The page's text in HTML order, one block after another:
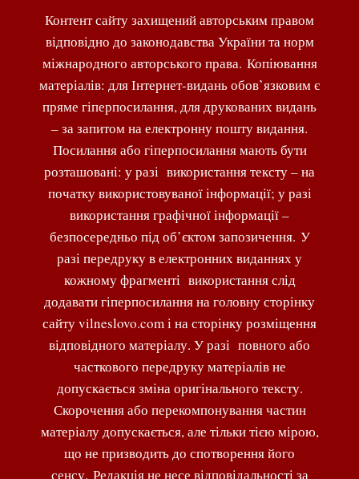
Контент сайту захищений авторським правом
відповідно до законодавства України та норм
міжнародного авторського права. Копіювання
матеріалів: для Інтернет-видань обов’язковим є
пряме гіперпосилання, для друкованих видань
– за запитом на електронну пошту видання.
Посилання або гіперпосилання мають бути
розташовані: у разі використання тексту – на
початку використовуваної інформації; у разі
використання графічної інформації –
безпосередньо під об’єктом запозичення. У
разі передруку в електронних виданнях у
кожному фрагменті використання слід
додавати гіперпосилання на головну сторінку
сайту vilneslovo.com і на сторінку розміщення
відповідного матеріалу. У разі повного або
часткового передруку матеріалів не
допускається зміна оригінального тексту.
Скорочення або перекомпонування частин
матеріалу допускається, але тільки тією мірою,
що не призводить до спотворення його
сенсу. Редакція не несе відповідальності за